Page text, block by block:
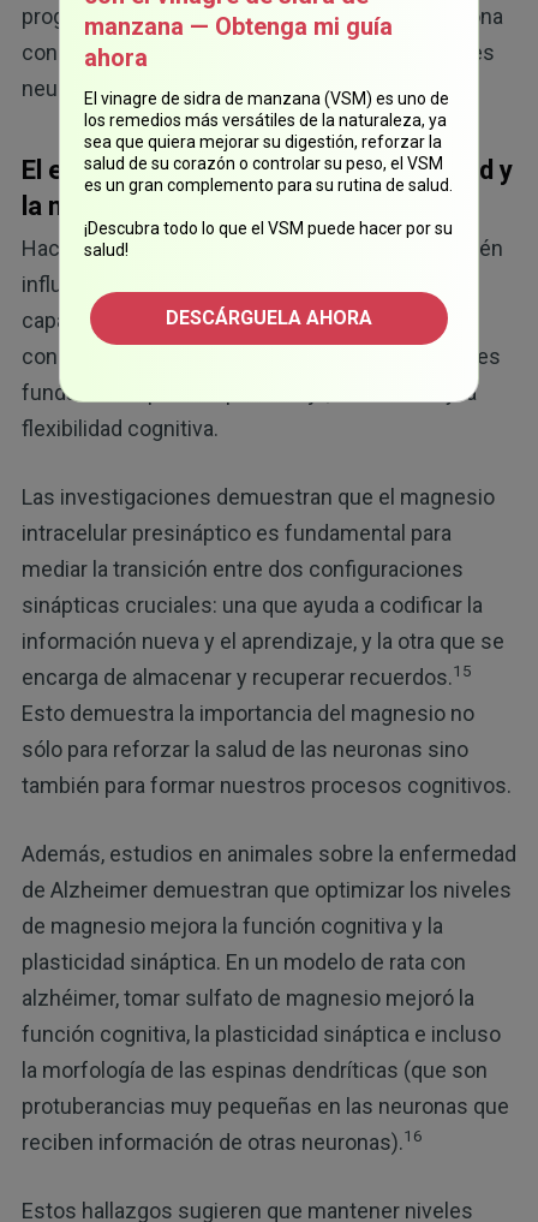
progresión del deterioro cognitivo que se relaciona
con la edad y a reducir el riesgo de enfermedades
neurodegenerativas.
El efecto del magnesio en la plasticidad y
la memoria del cerebro
Hace poco, se descubrió que el magnesio también
influye en la plasticidad sináptica, que es la
capacidad del cerebro para formar y reorganizar
conexiones entre las neuronas.
14
Este proceso es
fundamental para el aprendizaje, la memoria y la
flexibilidad cognitiva.
Las investigaciones demuestran que el magnesio
intracelular presináptico es fundamental para
mediar la transición entre dos configuraciones
sinápticas cruciales: una que ayuda a codificar la
información nueva y el aprendizaje, y la otra que se
encarga de almacenar y recuperar recuerdos.15
Esto demuestra la importancia del magnesio no
sólo para reforzar la salud de las neuronas sino
también para formar nuestros procesos cognitivos.
Además, estudios en animales sobre la enfermedad
de Alzheimer demuestran que optimizar los niveles
de magnesio mejora la función cognitiva y la
plasticidad sináptica. En un modelo de rata con
alzhéimer, tomar sulfato de magnesio mejoró la
función cognitiva, la plasticidad sináptica e incluso
la morfología de las espinas dendríticas (que son
protuberancias muy pequeñas en las neuronas que
reciben información de otras neuronas).16
Estos hallazgos sugieren que mantener niveles
manzana — Obtenga mi guía
ahora
El vinagre de sidra de manzana (VSM) es uno de
los remedios más versátiles de la naturaleza, ya
sea que quiera mejorar su digestión, reforzar la
salud de su corazón o controlar su peso, el VSM
es un gran complemento para su rutina de salud.
¡Descubra todo lo que el VSM puede hacer por su
salud!
DESCÁRGUELA AHORA